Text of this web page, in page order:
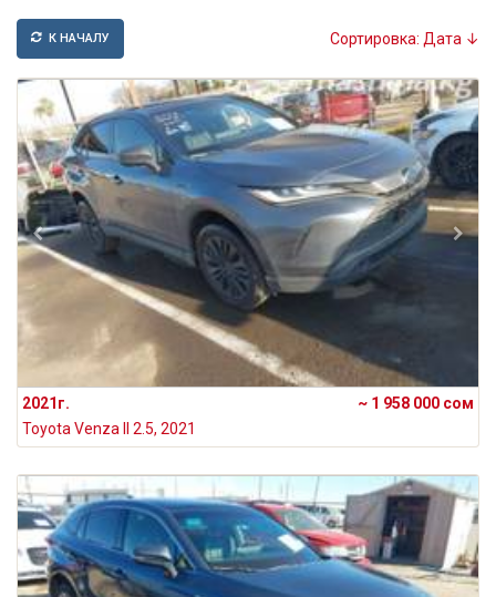
К НАЧАЛУ Сортировка: Дата ↓
2021г.
~ 1 958 000 сом
Toyota Venza II 2.5, 2021